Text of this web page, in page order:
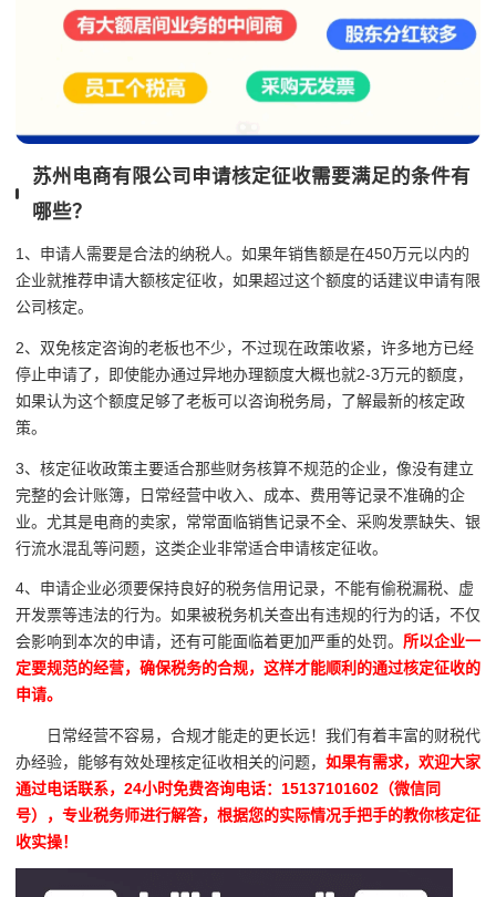
苏州电商有限公司申请核定征收需要满足的条件有
哪些？
1、申请人需要是合法的纳税人。如果年销售额是在450万元以内的
企业就推荐申请大额核定征收，如果超过这个额度的话建议申请有限
公司核定。
2、双免核定咨询的老板也不少，不过现在政策收紧，许多地方已经
停止申请了，即使能办通过异地办理额度大概也就2-3万元的额度，
如果认为这个额度足够了老板可以咨询税务局，了解最新的核定政
策。
3、核定征收政策主要适合那些财务核算不规范的企业，像没有建立
完整的会计账簿，日常经营中收入、成本、费用等记录不准确的企
业。尤其是电商的卖家，常常面临销售记录不全、采购发票缺失、银
行流水混乱等问题，这类企业非常适合申请核定征收。
4、申请企业必须要保持良好的税务信用记录，不能有偷税漏税、虚
开发票等违法的行为。如果被税务机关查出有违规的行为的话，不仅
会影响到本次的申请，还有可能面临着更加严重的处罚。 所以企业一
定要规范的经营，确保税务的合规，这样才能顺利的通过核定征收的
申请。
日常经营不容易，合规才能走的更长远！我们有着丰富的财税代
办经验，能够有效处理核定征收相关的问题， 如果有需求，欢迎大家
通过电话联系，24小时免费咨询电话：15137101602（微信同
号），专业税务师进行解答，根据您的实际情况手把手的教你核定征
收实操！